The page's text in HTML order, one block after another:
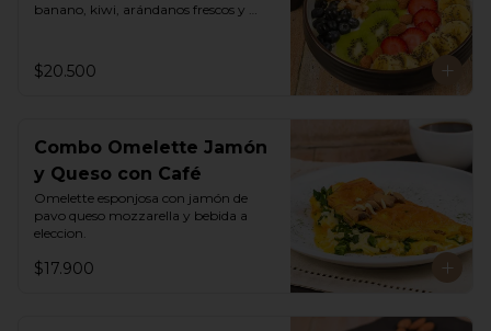
banano, kiwi, arándanos frescos y
$20.500
Combo Omelette Jamón
y Queso con Café
Omelette esponjosa con jamón de
pavo queso mozzarella y bebida a
eleccion.
$17.900